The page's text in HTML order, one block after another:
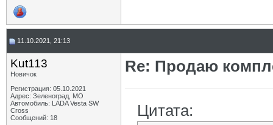
11.10.2021, 21:13
Kut113
Новичок
Регистрация: 05.10.2021
Адрес: Зеленоград, МО
Автомобиль: LADA Vesta SW
Cross
Сообщений: 18
Re: Продаю
Цитата: